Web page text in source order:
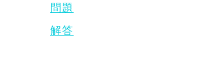
問題
解答